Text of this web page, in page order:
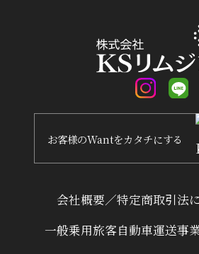
会社概要／特定商取引法
一般乗用旅客自動車運送事
お客様のWantをカタチにする